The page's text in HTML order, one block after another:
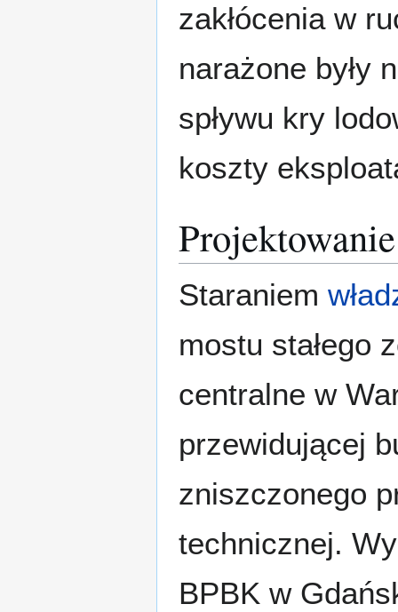
zakłócenia w
narażone były
spływu kry
koszty
Staraniem
mostu stałego
centralne w
przewidującej
zniszczonego
technicznej.
BPBK w